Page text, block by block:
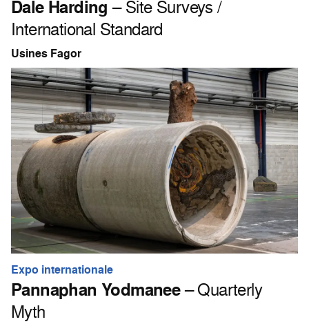
Dale Harding – Site Surveys /
International Standard
Usines Fagor
Expo internationale
Pannaphan Yodmanee– Quarterly
Myth